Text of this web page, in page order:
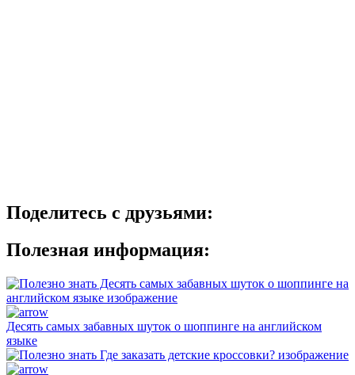
Поделитесь с друзьями:
Полезная информация:
Десять самых забавных шуток о шоппинге на английском
языке